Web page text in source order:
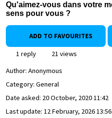
Qu'aimez-vous dans votre
sens pour vous ?
ADD TO FAVOURITES
1 reply
21 views
Author: Anonymous
Category: General
Date asked: 20 October, 2020 11:42
Last update: 12 February, 2026 13:56